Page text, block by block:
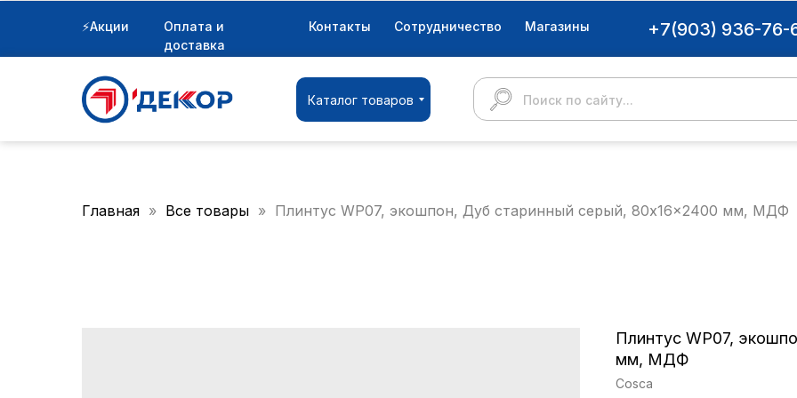
Каталог товаров
+7(903) 936-76-
⚡Акции Контакты
Оплата и
доставка
Сотрудничество
Поиск по сайту...
Магазины
Главная Все товары Плинтус WP07, экошпон, Дуб старинный серый, 80x16x2400 мм, МДФ
Плинтус WP07,
мм, МДФ
Cosca